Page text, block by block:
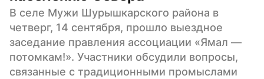
В селе Мужи Шурышкарского района в
четверг, 14 сентября, прошло выездное
заседание правления ассоциации «Ямал —
потомкам!». Участники обсудили вопросы,
связанные с традиционными промыслами